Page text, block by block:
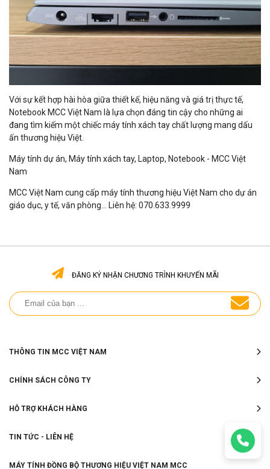
Với sự kết hợp hài hòa giữa thiết kế, hiệu năng và giá trị thực tế,
Notebook MCC Việt Nam là lựa chọn đáng tin cậy cho những ai
đang tìm kiếm một chiếc máy tính xách tay chất lượng mang dấu
ấn thương hiệu Việt.
Máy tính dự án, Máy tính xách tay, Laptop, Notebook - MCC Việt
Nam
MCC Việt Nam cung cấp máy tính thương hiệu Việt Nam cho dự án
giáo dục, y tế, văn phòng... Liên hệ: 070.633.9999
ĐĂNG KÝ NHẬN CHƯƠNG TRÌNH KHUYẾN MÃI
THÔNG TIN MCC VIỆT NAM
CHÍNH SÁCH CÔNG TY
HỖ TRỢ KHÁCH HÀNG
TIN TỨC - LIÊN HỆ
MÁY TÍNH ĐỒNG BỘ THƯƠNG HIỆU VIỆT NAM MCC